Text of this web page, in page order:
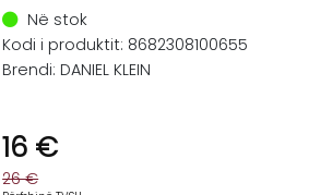
Në stok
Kodi i produktit: 8682308100655
Brendi: DANIEL KLEIN
16 €
26 €